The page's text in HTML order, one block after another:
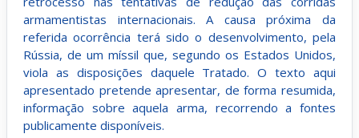
armamentistas internacionais. A causa próxima da
referida ocorrência terá sido o desenvolvimento, pela
Rússia, de um míssil que, segundo os Estados Unidos,
viola as disposições daquele Tratado. O texto aqui
apresentado pretende apresentar, de forma resumida,
informação sobre aquela arma, recorrendo a fontes
publicamente disponíveis.